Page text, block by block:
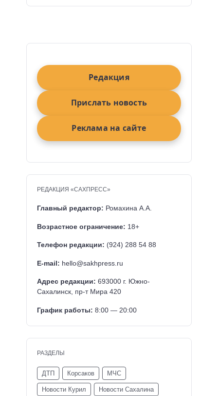
Редакция
Прислать новость
Реклама на сайте
РЕДАКЦИЯ «САХПРЕСС»
Главный редактор: Ромахина А.А.
Возрастное ограничение: 18+
Телефон редакции: (924) 288 54 88
E-mail: hello@sakhpress.ru
Адрес редакции: 693000 г. Южно-
Сахалинск, пр-т Мира 420
График работы: 8:00 — 20:00
РАЗДЕЛЫ
ДТП Корсаков МЧС
Новости Курил Новости Сахалина